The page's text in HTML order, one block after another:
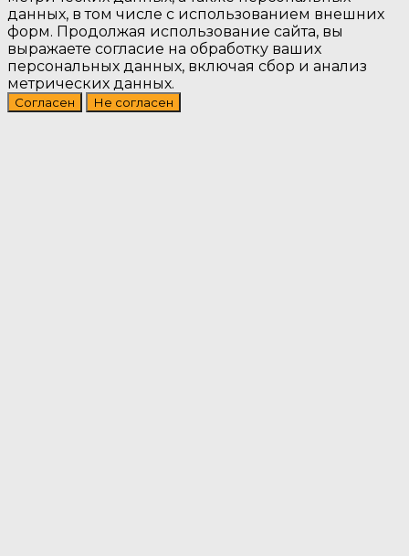
данных, в том числе с использованием внешних
форм. Продолжая использование сайта, вы
выражаете согласие на обработку ваших
персональных данных, включая сбор и анализ
метрических данных.
Согласен Не согласен